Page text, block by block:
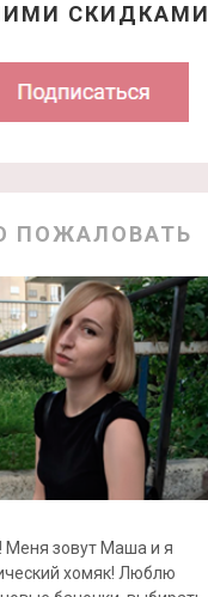
СКИДКАМИ
ПОЖАЛОВАТЬ
Меня зовут Маша и я
хомяк! Люблю